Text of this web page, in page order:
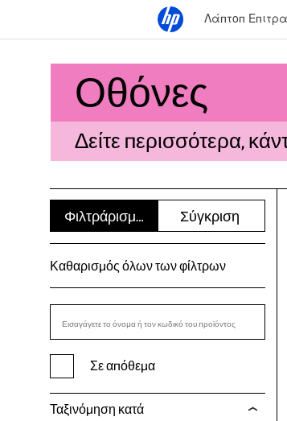
Λάπτοπ
Οθόνες
Δείτε περισσότερα,
Φιλτράρισμα Σύγκριση
Καθαρισμός όλων των φίλτρων
Σε απόθεμα
Ταξινόμηση κατά